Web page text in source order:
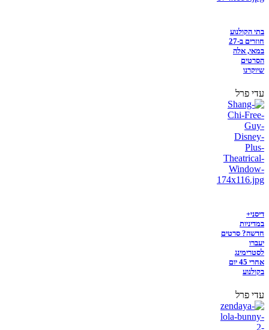
בתי הקולנוע
חוזרים ב-27
במאי, אלה
הסרטים
שיוקרנו
עדי פרל
דיסני+
במדיניות
חדשה? סרטים
יעברו
לסטרימינג
אחרי 45 יום
בקולנוע
עדי פרל